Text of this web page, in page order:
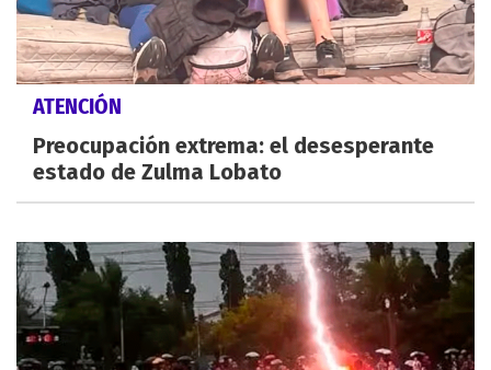
ATENCIÓN
Preocupación extrema: el desesperante
estado de Zulma Lobato